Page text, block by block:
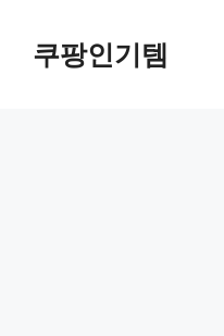
쿠팡인기템